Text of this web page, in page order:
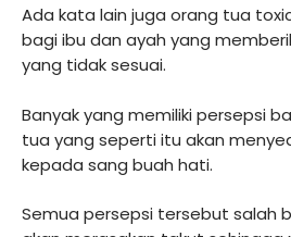
Ada kata lain juga orang tua
bagi ibu dan ayah yang
yang tidak sesuai.
Banyak yang memiliki persepsi
tua yang seperti itu akan
kepada sang buah hati.
Semua persepsi tersebut salah